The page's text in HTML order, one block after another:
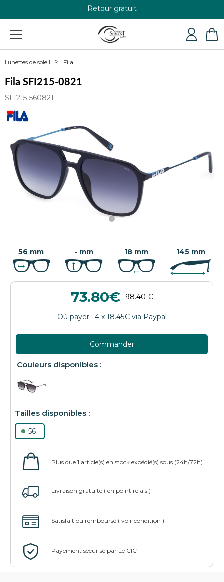
Retour gratuit
Lunettes de soleil Fila
Fila SFI215-0821
SFI215-560821
56 mm - mm 18 mm 145 mm
73.80
Commander
56